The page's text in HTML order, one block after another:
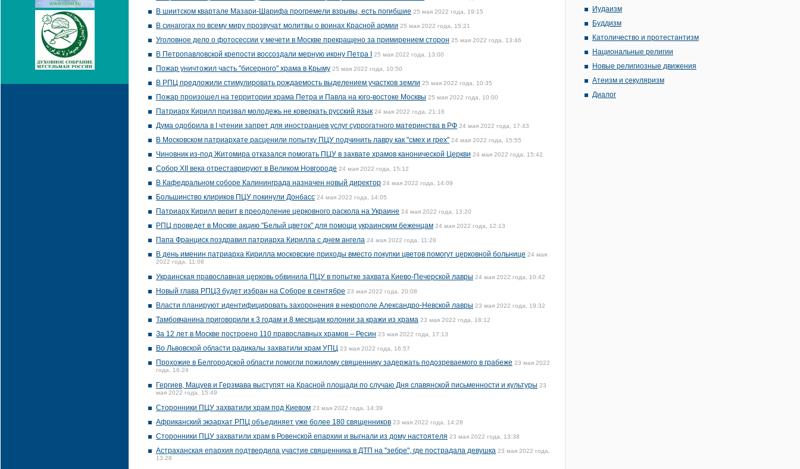
В шиитском квартале Мазари-Шарифа прогремели взрывы, есть погибшие 25 мая 2022 года, 19:15
В синагогах по всему миру прозвучат молитвы о воинах Красной армии 25 мая 2022 года, 15:21
Уголовное дело о фотосессии у мечети в Москве прекращено за примирением сторон 25 мая 2022 года, 13:46
В Петропавловской крепости воссоздали мерную икону Петра I 25 мая 2022 года, 13:00
Пожар уничтожил часть "бисерного" храма в Крыму 25 мая 2022 года, 10:50
В РПЦ предложили стимулировать рождаемость выделением участков земли 25 мая 2022 года, 10:35
Пожар произошел на территории храма Петра и Павла на юго-востоке Москвы 25 мая 2022 года, 10:00
Патриарх Кирилл призвал молодежь не коверкать русский язык 24 мая 2022 года, 21:16
Дума одобрила в I чтении запрет для иностранцев услуг суррогатного материнства в РФ 24 мая 2022 года, 17:43
В Московском патриархате расценили попытку ПЦУ подчинить лавру как "смех и грех" 24 мая 2022 года, 15:55
Чиновник из-под Житомира отказался помогать ПЦУ в захвате храмов канонической Церкви 24 мая 2022 года, 15:42
Собор XII века отреставрируют в Великом Новгороде 24 мая 2022 года, 15:12
В Кафедральном соборе Калининграда назначен новый директор 24 мая 2022 года, 14:09
Большинство клириков ПЦУ покинули Донбасс 24 мая 2022 года, 14:05
Патриарх Кирилл верит в преодоление церковного раскола на Украине 24 мая 2022 года, 13:20
РПЦ проведет в Москве акцию "Белый цветок" для помощи украинским беженцам 24 мая 2022 года, 12:13
Папа Франциск поздравил патриарха Кирилла с днем ангела 24 мая 2022 года, 11:28
В день именин патриарха Кирилла московские приходы вместо покупки цветов помогут церковной больнице 24 мая
2022 года, 11:08
Украинская православная церковь обвинила ПЦУ в попытке захвата Киево-Печерской лавры 24 мая 2022 года, 10:42
Новый глава РПЦЗ будет избран на Соборе в сентябре 23 мая 2022 года, 20:08
Власти планируют идентифицировать захоронения в некрополе Александро-Невской лавры 23 мая 2022 года, 19:32
Тамбовчанина приговорили к 3 годам и 8 месяцам колонии за кражи из храма 23 мая 2022 года, 18:12
За 12 лет в Москве построено 110 православных храмов – Ресин 23 мая 2022 года, 17:13
Во Львовской области радикалы захватили храм УПЦ 23 мая 2022 года, 16:57
Прохожие в Белгородской области помогли пожилому священнику задержать подозреваемого в грабеже 23 мая 2022
года, 16:24
Гергиев, Мацуев и Герзмава выступят на Красной площади по случаю Дня славянской письменности и культуры 23
мая 2022 года, 15:49
Сторонники ПЦУ захватили храм под Киевом 23 мая 2022 года, 14:39
Африканский экзархат РПЦ объединяет уже более 180 священников 23 мая 2022 года, 14:28
Сторонники ПЦУ захватили храм в Ровенской епархии и выгнали из дому настоятеля 23 мая 2022 года, 13:38
Астраханская епархия подтвердила участие священника в ДТП на "зебре", где пострадала девушка 23 мая 2022 года,
13:28
Иудаизм
Буддизм
Католичество и протестантизм
Национальные религии
Новые религиозные движения
Атеизм и секуляризм
Диалог